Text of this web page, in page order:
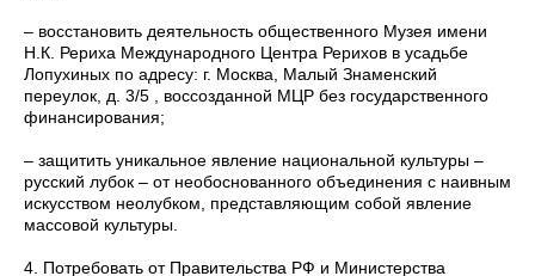
– восстановить деятельность общественного Музея имени
Н.К. Рериха Международного Центра Рерихов в усадьбе
Лопухиных по адресу: г. Москва, Малый Знаменский
переулок, д. 3/5 , воссозданной МЦР без государственного
финансирования;
– защитить уникальное явление национальной культуры –
русский лубок – от необоснованного объединения с наивным
искусством неолубком, представляющим собой явление
массовой культуры.
4. Потребовать от Правительства РФ и Министерства